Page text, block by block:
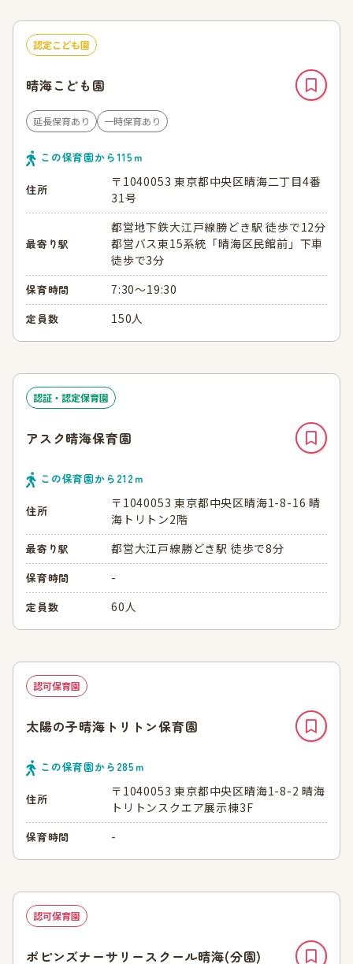
認定こども園
晴海こども園
延長保育あり 一時保育あり
この保育園から115ｍ
住所
〒1040053 東京都中央区晴海二丁目4番
31号
最寄り駅
都営地下鉄大江戸線勝どき駅 徒歩で12分
都営バス東15系統「晴海区民館前」下車
徒歩で3分
保育時間 7:30～19:30
定員数 150人
認証・認定保育園
アスク晴海保育園
この保育園から 212ｍ
住所
〒1040053 東京都中央区晴海1-8-16 晴
海トリトン2階
最寄り駅 都営大江戸線勝どき駅 徒歩で8分
保育時間 -
定員数 60人
認可保育園
太陽の子晴海トリトン保育園
この保育園から 285ｍ
住所
〒1040053 東京都中央区晴海1-8-2 晴海
トリトンスクエア展示棟3F
保育時間 -
認可保育園
ポピンズナーサリースクール晴海(分園)